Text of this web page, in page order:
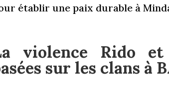
établir une paix durable à
violence Rido
sur les clans à